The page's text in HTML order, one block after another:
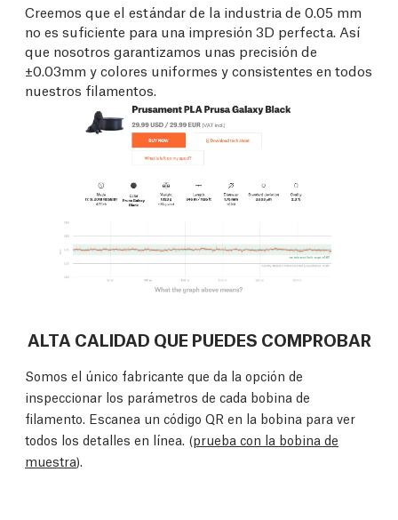
Creemos que el estándar de la industria de 0.05 mm
no es suficiente para una impresión 3D perfecta. Así
que nosotros garantizamos unas precisión de
±0.03mm y colores uniformes y consistentes en todos
nuestros filamentos.
ALTA CALIDAD QUE PUEDES COMPROBAR
Somos el único fabricante que da la opción de
inspeccionar los parámetros de cada bobina de
filamento. Escanea un código QR en la bobina para ver
todos los detalles en línea. (prueba con la bobina de
muestra).